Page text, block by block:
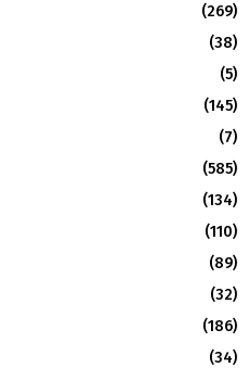
(269)
(38)
(5)
(145)
(7)
(585)
(134)
(110)
(89)
(32)
(186)
(34)